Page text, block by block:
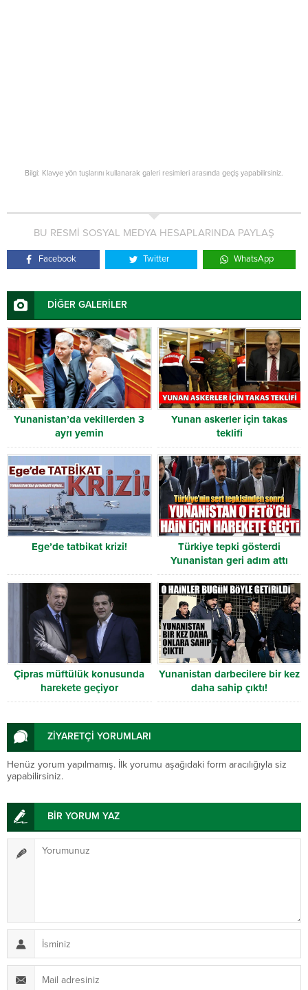
Bilgi: Klavye yön tuşlarını kullanarak galeri resimleri arasında geçiş yapabilirsiniz.
BU RESMİ SOSYAL MEDYA HESAPLARINDA PAYLAŞ
Facebook Twitter WhatsApp
DİĞER GALERİLER
Yunanistan’da vekillerden 3
ayrı yemin
Yunan askerler için takas
teklifi
Ege’de tatbikat krizi!
Türkiye tepki gösterdi
Yunanistan geri adım attı
Çipras müftülük konusunda
harekete geçiyor
Yunanistan darbecilere bir kez
daha sahip çıktı!
ZİYARETÇİ YORUMLARI
Henüz yorum yapılmamış. İlk yorumu aşağıdaki form aracılığıyla siz
yapabilirsiniz.
BİR YORUM YAZ